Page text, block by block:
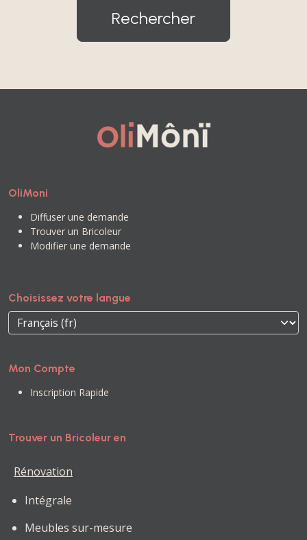
Rechercher
OliMoni
Diffuser une demande
Trouver un Bricoleur
Modifier une demande
Choisissez votre langue
Mon Compte
Inscription Rapide
Trouver un Bricoleur en
Rénovation
Intégrale
Meubles sur-mesure